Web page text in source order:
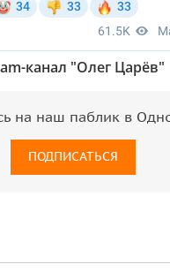
канал "Олег Царёв"
на наш паблик в
ПОДПИСАТЬСЯ